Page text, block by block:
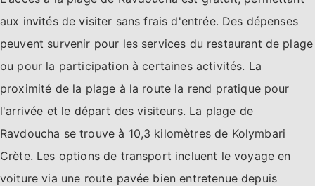
aux invités de visiter sans frais d'entrée. Des dépenses
peuvent survenir pour les services du restaurant de plage
ou pour la participation à certaines activités. La
proximité de la plage à la route la rend pratique pour
l'arrivée et le départ des visiteurs. La plage de
Ravdoucha se trouve à 10,3 kilomètres de Kolymbari
Crète. Les options de transport incluent le voyage en
voiture via une route pavée bien entretenue depuis